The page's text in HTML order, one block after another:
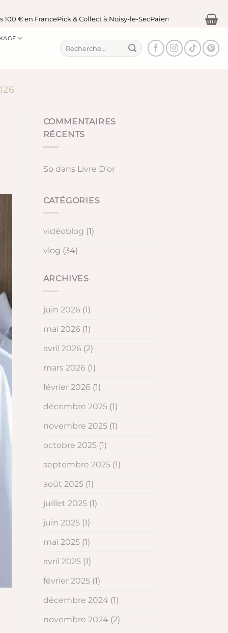
France Pick & Collect à Noisy-le-SecPaiement sécurisé
Recherche
pour :
COMMENTAIRES
RÉCENTS
Sodans Livre D’or
CATÉGORIES
vidéoblog (1)
vlog (34)
ARCHIVES
juin 2026 (1)
mai 2026 (1)
avril 2026 (2)
mars 2026 (1)
février 2026 (1)
décembre 2025(1)
novembre 2025(1)
octobre 2025(1)
septembre 2025(1)
août 2025(1)
juillet 2025(1)
juin 2025(1)
mai 2025(1)
avril 2025(1)
février 2025(1)
décembre 2024(1)
novembre 2024(2)